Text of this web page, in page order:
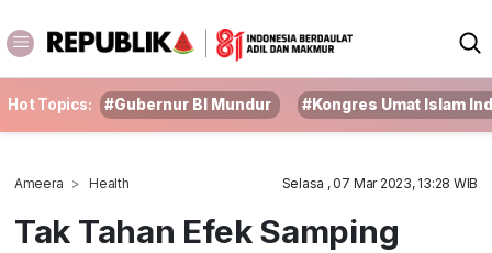
Hot Topics: #Gubernur BI Mundur #Kongres Umat Islam
Ameera Health Selasa , 07 Mar 2023, 13:28 WIB
Tak Tahan Efek Samping